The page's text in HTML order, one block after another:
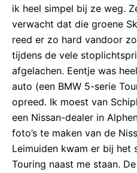
ik heel simpel bij ze weg.
verwacht dat die groene
reed er zo hard vandoor
tijdens de vele
afgelachen. Eentje was
auto (een BMW 5-serie
opreed. Ik moest van
een Nissan-dealer in
foto’s te maken van de
Leimuiden kwam er bij het
Touring naast me staan.